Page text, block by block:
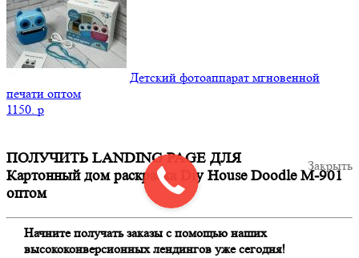
Детский фотоаппарат мгновенной
печати оптом
1150. p
Закрыть
ПОЛУЧИТЬ LANDING PAGE ДЛЯ
Картонный дом раскраска Diy House Doodle M-901
оптом
Начните получать заказы с помощью наших
высококонверсионных лендингов уже сегодня!